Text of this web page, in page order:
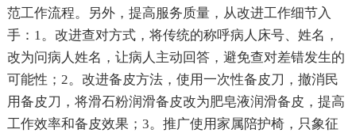
范工作流程。另外，提高服务质量，从改进工作细节入
手：1。改进查对方式，将传统的称呼病人床号、姓名，
改为问病人姓名，让病人主动回答，避免查对差错发生的
可能性；2。改进备皮方法，使用一次性备皮刀，撤消民
用备皮刀，将滑石粉润滑备皮改为肥皂液润滑备皮，提高
工作效率和备皮效果；3。推广使用家属陪护椅，只象征